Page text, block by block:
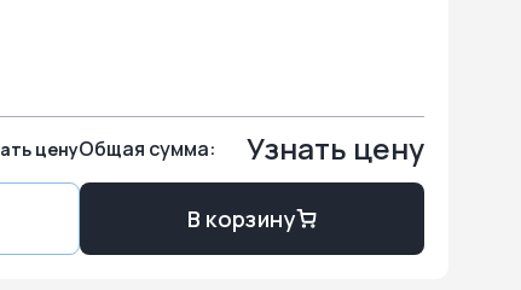
ценуОбщая сумма: Узнать цену
В корзину